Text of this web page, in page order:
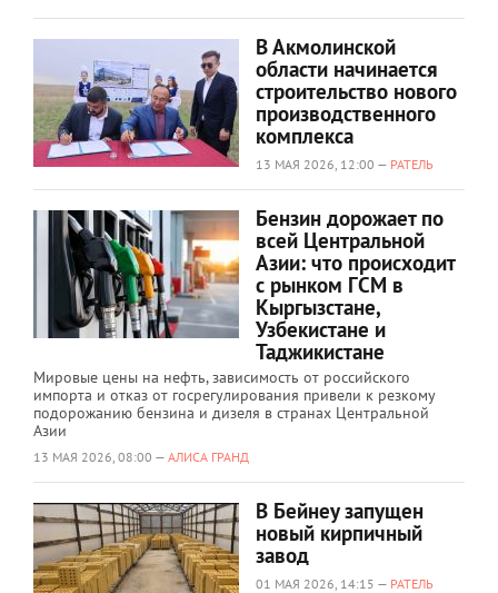
В Акмолинской
области начинается
строительство нового
производственного
комплекса
13 МАЯ 2026, 12:00 — РАТЕЛЬ
Бензин дорожает по
всей Центральной
Азии: что происходит
с рынком ГСМ в
Кыргызстане,
Узбекистане и
Таджикистане
Мировые цены на нефть, зависимость от российского
импорта и отказ от госрегулирования привели к резкому
подорожанию бензина и дизеля в странах Центральной
Азии
13 МАЯ 2026, 08:00 — АЛИСА ГРАНД
В Бейнеу запущен
новый кирпичный
завод
01 МАЯ 2026, 14:15 — РАТЕЛЬ